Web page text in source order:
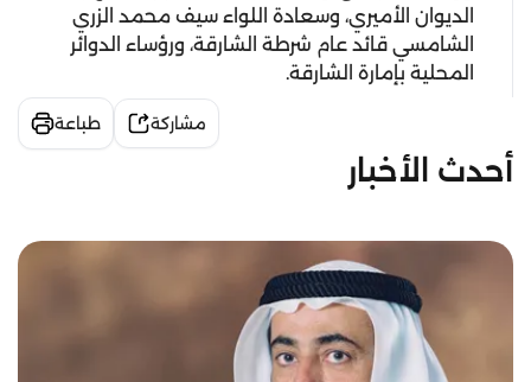
الديوان الأميري، وسعادة اللواء سيف محمد الزري
الشامسي قائد عام شرطة الشارقة، ورؤساء الدوائر
المحلية بإمارة الشارقة.
مشاركة طباعة
أحدث الأخبار